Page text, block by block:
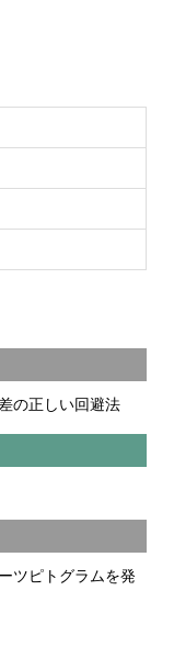
の正しい回避法
ツピトグラムを発